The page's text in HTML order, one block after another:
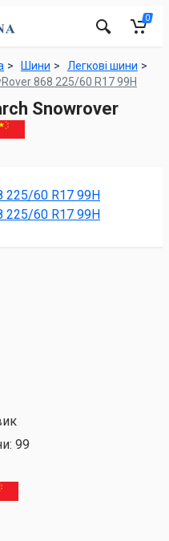
0
Шини
Легкові шини
868 225/60 R17 99H
Snowrover
99